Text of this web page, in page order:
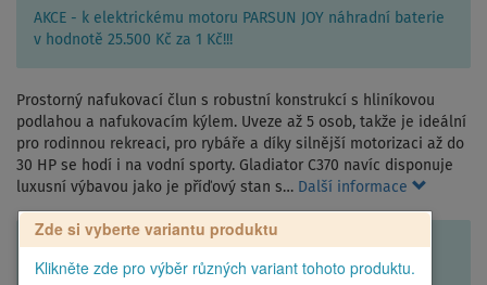
AKCE - k elektrickému motoru PARSUN JOY náhradní baterie
v hodnotě 25.500 Kč za 1 Kč!!!
Prostorný nafukovací člun s robustní konstrukcí s hliníkovou
podlahou a nafukovacím kýlem. Uveze až 5 osob, takže je ideální
pro rodinnou rekreaci, pro rybáře a díky silnější motorizaci až do
30 HP se hodí i na vodní sporty. Gladiator C370 navíc disponuje
luxusní výbavou jako je příďový stan s… Další informace
Zde si vyberte variantu produktu
Klikněte zde pro výběr různých variant tohoto produktu.